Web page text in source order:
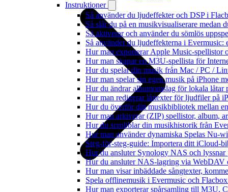
Instruktioner
Så använder du ljudeffekter och DSP i
Så slår du på en musikvisualiserare medan
Så aktiverar och använder du sömlös
Så använder du ljudeffekterna i
Hur man exporterar Apple Music-spellistor
Hur man skapar en M3U-spellista för
Hur du spelar din musik från Mac / PC /
Hur man spelar sin egen musik på iPhone
Hur du ändrar albumomslag för lokala
Hur man redigerar låttexter för ljudfiler på
Hur du överför ditt musikbibliotek mellan
Hur man arkiverar (ZIP) spellistor, album,
Hur du scrobblar din musikhistorik från
Hur man använder dynamiska Spelas Nu-
Steg-för-steg-guide: Importera ditt iCloud-
Hur du ansluter Synology NAS och
Hur du ansluter NAS-lagring via WebDAV
Hur man visar inbäddade sångtexter,
Spela offlinemusik i Evermusic och
Hur man exporterar spårsamling till M3U,